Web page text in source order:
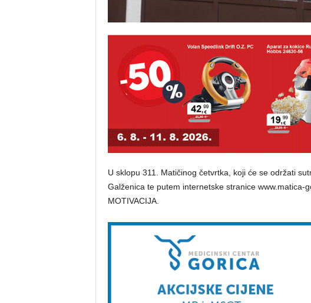
U sklopu 311. Matičinog četvrtka, koji će se održati
Galženica te putem internetske stranice www.matica-
MOTIVACIJA.